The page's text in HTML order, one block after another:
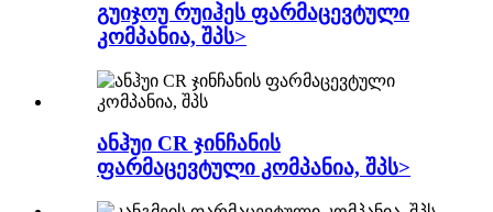
გუიჯოუ რუიჰეს ფარმაცევტული
კომპანია, შპს>
ანჰუი CR ჯინჩანის
ფარმაცევტული კომპანია, შპს>